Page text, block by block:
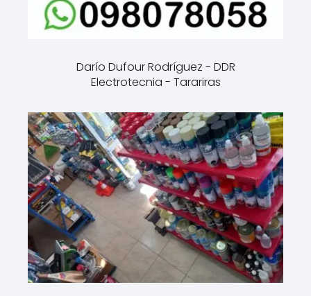
Darío Dufour Rodríguez - DDR
Electrotecnia - Tarariras